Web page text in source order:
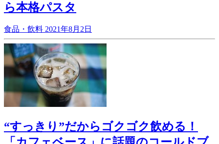
ら本格パスタ
食品・飲料 2021年8月2日
“すっきり”だからゴクゴク飲める！